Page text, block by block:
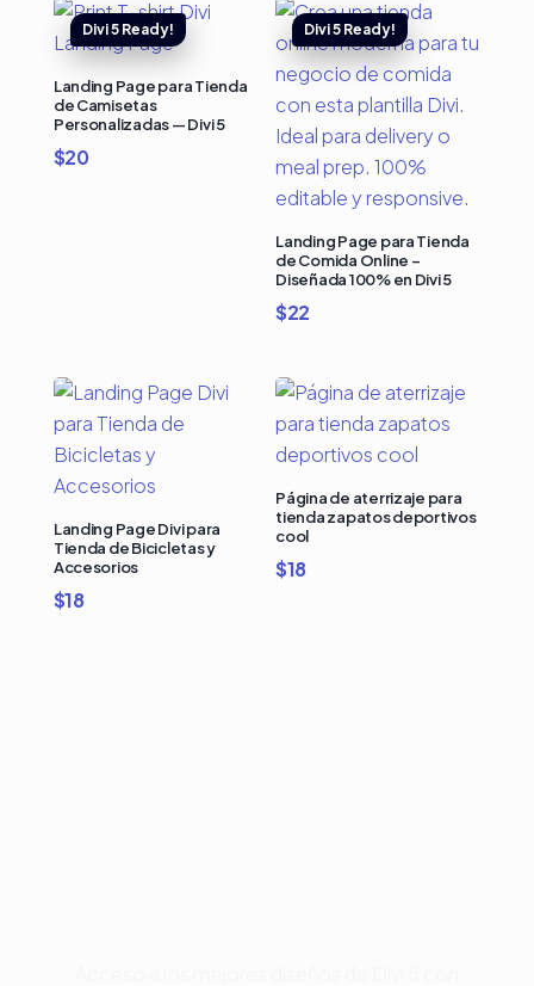
Landing Page para Tienda
de Camisetas
Personalizadas — Divi 5
$20
Landing Page para Tienda
de Comida Online –
Diseñada 100% en Divi 5
$22
Landing Page Divi para
Tienda de Bicicletas y
Accesorios
$18
Página de aterrizaje para
tienda zapatos deportivos
cool
$18